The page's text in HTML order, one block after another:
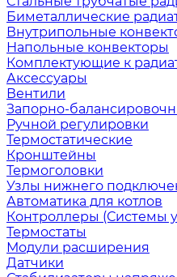
Биметаллические
Внутрипольные
Напольные конвекторы
Комплектующие к
Аксессуары
Вентили
Запорно-
Ручной регулировки
Термостатические
Кронштейны
Термоголовки
Узлы нижнего
Автоматика для котлов
Контроллеры (Системы
Термостаты
Модули расширения
Датчики